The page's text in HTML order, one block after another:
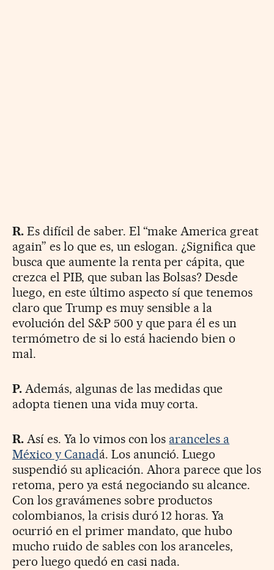
R.Es difícil de saber. El “make America great
again” es lo que es, un eslogan. ¿Significa que
busca que aumente la renta per cápita, que
crezca el PIB, que suban las Bolsas? Desde
luego, en este último aspecto sí que tenemos
claro que Trump es muy sensible a la
evolución del S&P 500 y que para él es un
termómetro de si lo está haciendo bien o
mal.
P.Además, algunas de las medidas que
adopta tienen una vida muy corta.
R.Así es. Ya lo vimos con los aranceles a
México y Canadá. Los anunció. Luego
suspendió su aplicación. Ahora parece que los
retoma, pero ya está negociando su alcance.
Con los gravámenes sobre productos
colombianos, la crisis duró 12 horas. Ya
ocurrió en el primer mandato, que hubo
mucho ruido de sables con los aranceles,
pero luego quedó en casi nada.